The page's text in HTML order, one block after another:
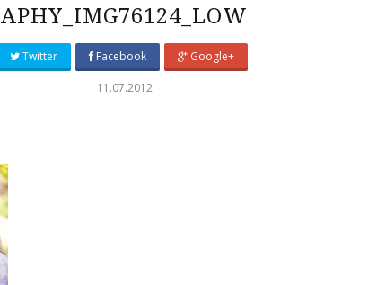
APHY_IMG76124_LOW
Twitter Facebook Google+
11.07.2012